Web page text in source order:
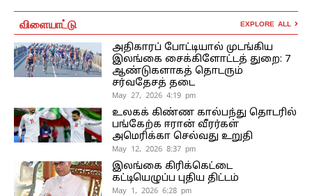
விளையாட்டு EXPLORE ALL
அதிகாரப் போட்டியால் முடங்கிய
இலங்கை சைக்கிளோட்டத் துறை: 7
ஆண்டுகளாகத் தொடரும்
சர்வதேசத் தடை
May 27, 2026 4:19 pm
உலகக் கிண்ண கால்பந்து தொடரில்
பங்கேற்க ஈரான் வீரர்கள்
அமெரிக்கா செல்வது உறுதி
May 12, 2026 8:37 pm
இலங்கை கிரிக்கெட்டை
கட்டியெழுப்ப புதிய திட்டம்
May 1, 2026 6:28 pm